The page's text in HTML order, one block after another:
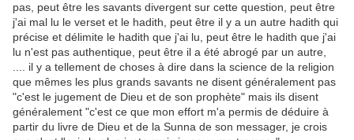
pas, peut être les savants divergent sur cette question, peut être
j'ai mal lu le verset et le hadith, peut être il y a un autre hadith qui
précise et délimite le hadith que j'ai lu, peut être le hadith que j'ai
lu n'est pas authentique, peut être il a été abrogé par un autre,
.... il y a tellement de choses à dire dans la science de la religion
que mêmes les plus grands savants ne disent généralement pas
"c'est le jugement de Dieu et de son prophète" mais ils disent
généralement "c'est ce que mon effort m'a permis de déduire à
partir du livre de Dieu et de la Sunna de son messager, je crois